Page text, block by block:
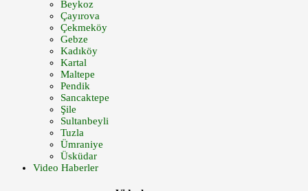
Beykoz
Çayırova
Çekmeköy
Gebze
Kadıköy
Kartal
Maltepe
Pendik
Sancaktepe
Şile
Sultanbeyli
Tuzla
Ümraniye
Üsküdar
Video Haberler